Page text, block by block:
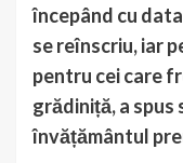
începând cu
se reînscriu, iar
pentru cei care
grădiniță, a
învățământul